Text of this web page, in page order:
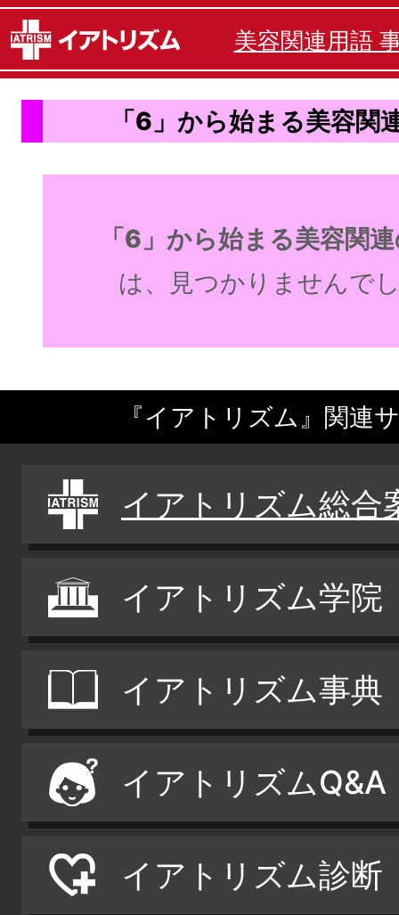
美容関連用語
「6」から始まる美容関
「6」から始まる美容関
は、見つかりませんで
『イアトリズム』関連
イアトリズム総合
イアトリズム学院
イアトリズム事典
イアトリズムQ&A
イアトリズム診断